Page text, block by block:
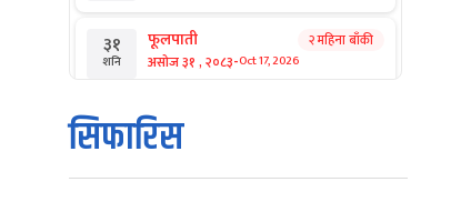
३१
शनि
फूलपाती
असोज ३१ , २०८३-Oct 17, 2026
२ महिना बाँकी
१
आइत
कार्तिक सङ्क्रान्ति
कार्तिक १, २०८३
सिफारिस